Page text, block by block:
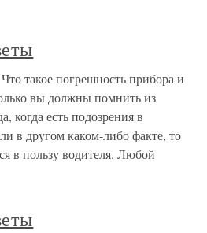
такое погрешность прибора и
вы должны помнить из
когда есть подозрения в
в другом каком-либо факте, то
в пользу водителя. Любой